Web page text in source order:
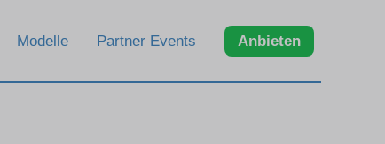
Modelle Partner Events Anbieten